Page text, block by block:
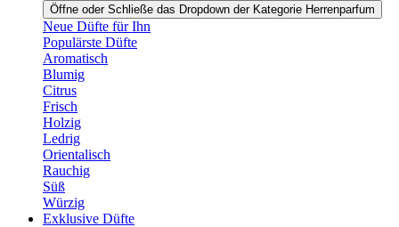
Öffne oder Schließe das Dropdown der Kategorie Herrenparfum
Neue Düfte für Ihn
Populärste Düfte
Aromatisch
Blumig
Citrus
Frisch
Holzig
Ledrig
Orientalisch
Rauchig
Süß
Würzig
Exklusive Düfte